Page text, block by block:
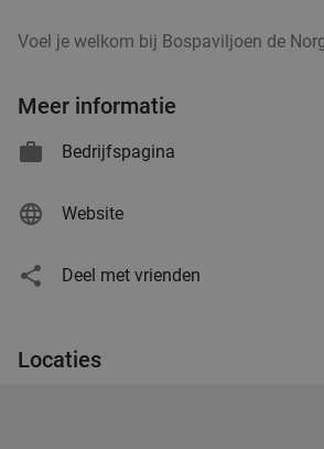
Voel je welkom bij Bospaviljoen de
Meer informatie
Bedrijfspagina
Website
Deel met vrienden
Locaties